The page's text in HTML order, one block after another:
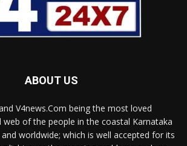
ABOUT US
V4news.Com being the most loved
web of the people in the coastal Karnataka
worldwide; which is well accepted for its